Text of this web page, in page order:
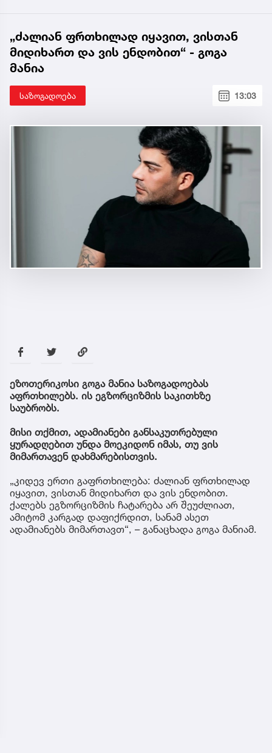
„ძალიან ფრთხილად იყავით, ვისთან
მიდიხართ და ვის ენდობით“ - გოგა
მანია
საზოგადოება 13:03
ეზოთერიკოსი გოგა მანია საზოგადოებას
აფრთხილებს. ის ეგზორციზმის საკითხზე
საუბრობს.
მისი თქმით, ადამიანები განსაკუთრებული
ყურადღებით უნდა მოეკიდონ იმას, თუ ვის
მიმართავენ დახმარებისთვის.
„კიდევ ერთი გაფრთხილება: ძალიან ფრთხილად
იყავით, ვისთან მიდიხართ და ვის ენდობით.
ქალებს ეგზორციზმის ჩატარება არ შეუძლიათ,
ამიტომ კარგად დაფიქრდით, სანამ ასეთ
ადამიანებს მიმართავთ“, – განაცხადა გოგა მანიამ.